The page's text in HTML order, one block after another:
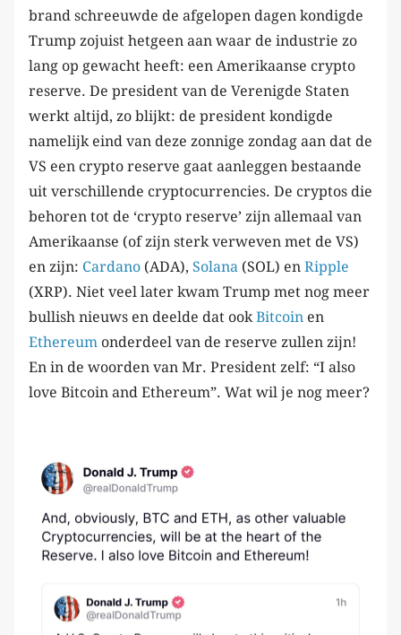
brand schreeuwde de afgelopen dagen kondigde
Trump zojuist hetgeen aan waar de industrie zo
lang op gewacht heeft: een Amerikaanse crypto
reserve. De president van de Verenigde Staten
werkt altijd, zo blijkt: de president kondigde
namelijk eind van deze zonnige zondag aan dat de
VS een crypto reserve gaat aanleggen bestaande
uit verschillende cryptocurrencies. De cryptos die
behoren tot de ‘crypto reserve’ zijn allemaal van
Amerikaanse (of zijn sterk verweven met de VS)
en zijn: Cardano (ADA), Solana (SOL) en Ripple
(XRP). Niet veel later kwam Trump met nog meer
bullish nieuws en deelde dat ook Bitcoin en
Ethereum onderdeel van de reserve zullen zijn!
En in de woorden van Mr. President zelf: “I also
love Bitcoin and Ethereum”. Wat wil je nog meer?